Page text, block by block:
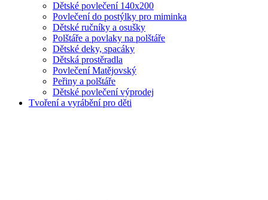
Dětské povlečení 140x200
Povlečení do postýlky pro miminka
Dětské ručníky a osušky
Polštáře a povlaky na polštáře
Dětské deky, spacáky
Dětská prostěradla
Povlečení Matějovský
Peřiny a polštáře
Dětské povlečení výprodej
Tvoření a vyrábění pro děti